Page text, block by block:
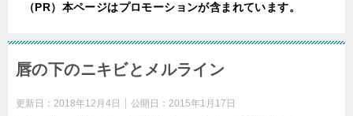
（PR）本ページはプロモーションが含まれています。
唇の下のニキビとメルライン
更新日： 2018年12月4日 公開日： 2015年1月17日